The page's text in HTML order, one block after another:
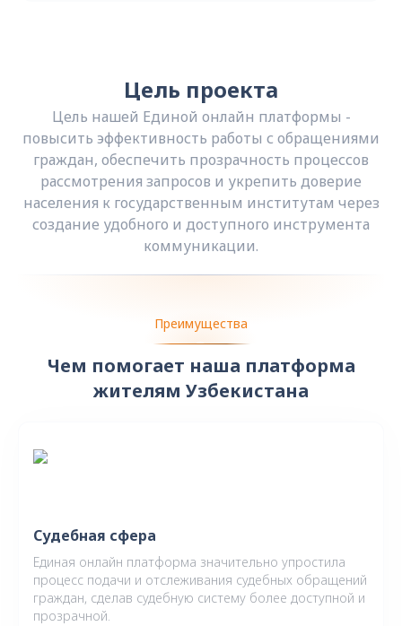
Цель проекта
Цель нашей Единой онлайн платформы -
повысить эффективность работы с обращениями
граждан, обеспечить прозрачность процессов
рассмотрения запросов и укрепить доверие
населения к государственным институтам через
создание удобного и доступного инструмента
коммуникации.
Преимущества
Чем помогает наша платформа
жителям Узбекистана
Судебная сфера
Единая онлайн платформа значительно упростила
процесс подачи и отслеживания судебных обращений
граждан, сделав судебную систему более доступной и
прозрачной.